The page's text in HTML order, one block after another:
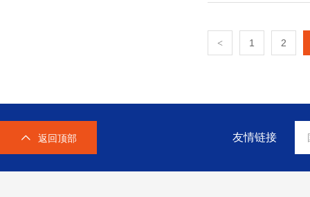
< 1 2
返回顶部 友情链接